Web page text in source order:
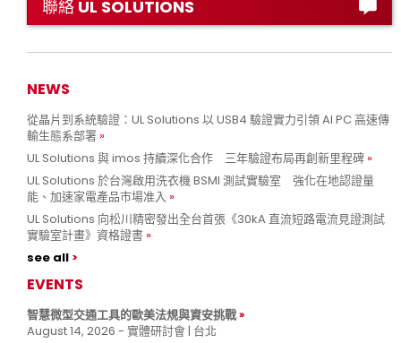
聯絡 UL SOLUTIONS
NEWS
從晶片到系統驗證：UL Solutions 以 USB4 驗證實力引領 AI PC 高速傳
輸生態系部署
UL Solutions 與 imos 持續深化合作 三年驗證布局再創新里程碑
UL Solutions 於台灣啟用洗衣機 BSMI 測試實驗室 強化在地認證量
能、加速家電產品市場准入
UL Solutions 向松川精密發出全台首張《30kA 直流短路電流見證測試
實驗室計畫》資格證書
see all
EVENTS
智慧微型交通工具的歐美法規與資安挑戰
August 14, 2026 - 實體研討會 | 台北